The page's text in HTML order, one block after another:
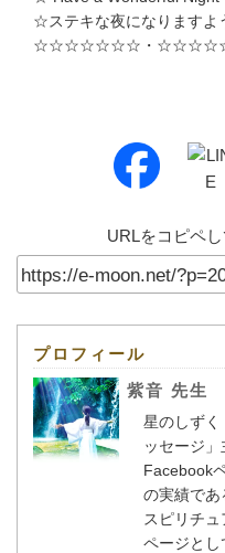
☆ステキな夜になります
☆☆☆☆☆☆☆・
URLをコピペし
プロフィール
紫音 先生
星のしずく
ッセージ」
Facebook
の実績であ
スピリチ
ページと